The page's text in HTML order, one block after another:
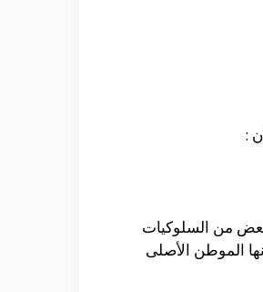
:
و لكن وزنه يصل إلى حوالى 600 جرام و لكن له البعض من السلوكيات
الموطن الأصلى